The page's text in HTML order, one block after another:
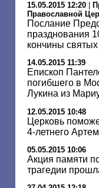
15.05.2015 12:20
Православной
Послание
празднования
кончины
14.05.2015 11:39
Епископ
погибшего в
Лукина из
12.05.2015 10:48
Церковь
4-летнего
05.05.2015 10:06
Акция памяти
трагедии